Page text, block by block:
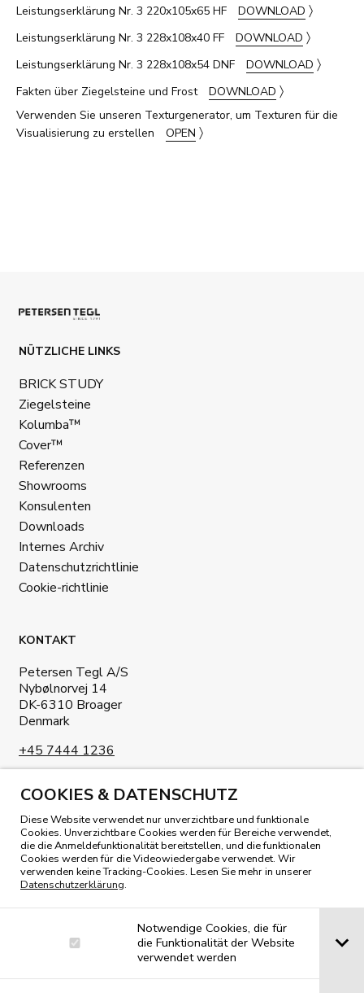
COOKIES & DATENSCHUTZ
Diese Website verwendet nur unverzichtbare und funktionale
Cookies. Unverzichtbare Cookies werden für Bereiche verwendet,
die die Anmeldefunktionalität bereitstellen, und die funktionalen
Cookies werden für die Videowiedergabe verwendet. Wir
verwenden keine Tracking-Cookies. Lesen Sie mehr in unserer
Datenschutzerklärung.
Notwendige Cookies, die für
die Funktionalität der Website
verwendet werden
Leistungserklärung Nr. 3 220x105x65 HF DOWNLOAD 〉
Leistungserklärung Nr. 3 228x108x40 FF DOWNLOAD 〉
Leistungserklärung Nr. 3 228x108x54 DNF DOWNLOAD 〉
Fakten über Ziegelsteine und Frost DOWNLOAD 〉
Verwenden Sie unseren Texturgenerator, um Texturen für die
Visualisierung zu erstellen
OPEN 〉
NÜTZLICHE LINKS
BRICK STUDY
Ziegelsteine
Kolumba™
Cover™
Referenzen
Showrooms
Konsulenten
Downloads
Internes Archiv
Datenschutzrichtlinie
Cookie-richtlinie
KONTAKT
Petersen Tegl A/S
Nybølnorvej 14
DK-6310 Broager
Denmark
+45 7444 1236
UNSER MAGAZIN LESEN